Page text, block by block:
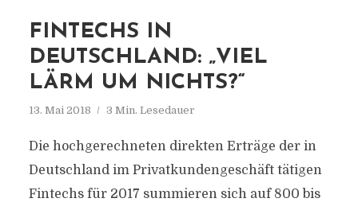
FINTECHS IN
DEUTSCHLAND: „VIEL
LÄRM UM NICHTS?“
13. Mai 2018 3 Min. Lesedauer
Die hochgerechneten direkten Erträge der in
Deutschland im Privatkundengeschäft tätigen
Fintechs für 2017 summieren sich auf 800 bis